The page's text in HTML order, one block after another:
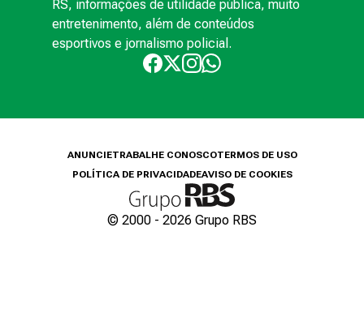
RS, informações de utilidade pública, muito
entretenimento, além de conteúdos
esportivos e jornalismo policial.
ANUNCIETRABALHE CONOSCOTERMOS DE USO
POLÍTICA DE PRIVACIDADEAVISO DE COOKIES
© 2000 - 2026 Grupo RBS